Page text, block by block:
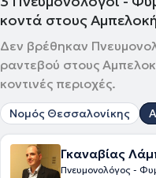
κοντά στους
Δεν βρέθηκαν
ραντεβού στους
κοντινές περιοχές.
Νομός Θεσσαλονίκης
Γκαναβίας
Πνευμονολόγος -